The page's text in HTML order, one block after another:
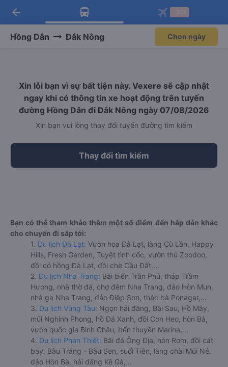
Tải app Vexere ngay!
Nhận ưu đãi thành viên độc
Mở app
Tải app Vexere
-30k/ghế khi đặt vé máy bay qua
Mở app
arrow_back
Hồng Dân Đắk Nông Chọn ngày
Xin lỗi bạn vì sự bất tiện này. Vexere sẽ cập nhật
ngay khi có thông tin xe hoạt động trên tuyến
đường Hồng Dân đi Đắk Nông ngày 07/08/2026
Xin bạn vui lòng thay đổi tuyến đường tìm kiếm
Thay đổi tìm kiếm
Bạn có thể tham khảo thêm một số điểm đến hấp dẫn khác
cho chuyến đi sắp tới:
1. Du lịch Đà Lạt: Vườn hoa Đà Lạt, làng Cù Lần, Happy
Hills, Fresh Garden, Tuyệt tình cốc, vườn thú Zoodoo,
đồi cỏ hồng Đà Lạt, đồi chè Cầu Đất,...
2. Du lịch Nha Trang: Bãi biển Trần Phú, tháp Trầm
Hương, nhà thờ đá, chợ đêm Nha Trang, đảo Hòn Mun,
nhà ga Nha Trang, đảo Điệp Sơn, thác bà Ponagar,...
3. Du lịch Vũng Tàu: Ngọn hải đăng, Bãi Sau, Hồ Mây,
mũi Nghinh Phong, hồ Đá Xanh, đồi Con Heo, hòn Bà,
vườn quốc gia Bình Châu, bến thuyền Marina,...
4. Du lịch Phan Thiết: Bãi đá Ông Địa, hòn Rơm, đồi cát
bay, Bàu Trắng - Bàu Sen, suối Tiên, làng chài Mũi Né,
đảo Hòn Bà, hải đăng Kê Gà,...